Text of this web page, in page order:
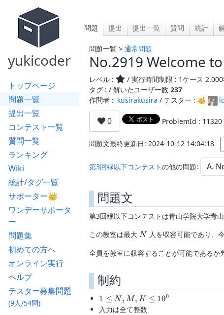
yukicoder
トップページ
問題一覧
提出一覧
コンテスト一覧
質問一覧
ランキング
Wiki
統計/タグ一覧
サポーター👑
ワンデーサポータ
ー
問題集
初めての方へ
オンライン実行
ヘルプ
テスター募集問題
(9人/54問)
問題 提出 提出一覧 質問 統計
問題一覧 > 通常問題
No.2919 Welcome
レベル :
/ 実行時間制限 : 1ケース
タグ : / 解いたユーザー数 237
作問者 : kusirakusira / テスター : 👑
ProblemId : 11320
問題文最終更新日: 2024-10-12 14:04:18
第3回緑以下コンテストの他の問題:
問題文
第3回緑以下コンテストは青山学院大学青
この教室は最大 N
N 人を収容可能であり、
全員を教室に収容することが可能であるか
制約
1 \le
N,M,K
1 ≤ N , M, K ≤ 109
入力は全て整数